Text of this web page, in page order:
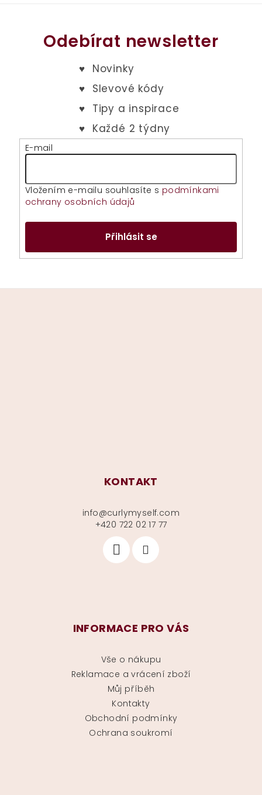
Odebírat newsletter
E-mail
Vložením e-mailu souhlasíte s podmínkami
ochrany osobních údajů
Přihlásit se
KONTAKT
info@curlymyself.com
+420 722 02 17 77
INFORMACE PRO VÁS
Vše o nákupu
Reklamace a vrácení zboží
Můj příběh
Kontakty
Obchodní podmínky
Ochrana soukromí